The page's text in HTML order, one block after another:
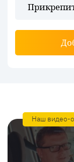
Наш видео-